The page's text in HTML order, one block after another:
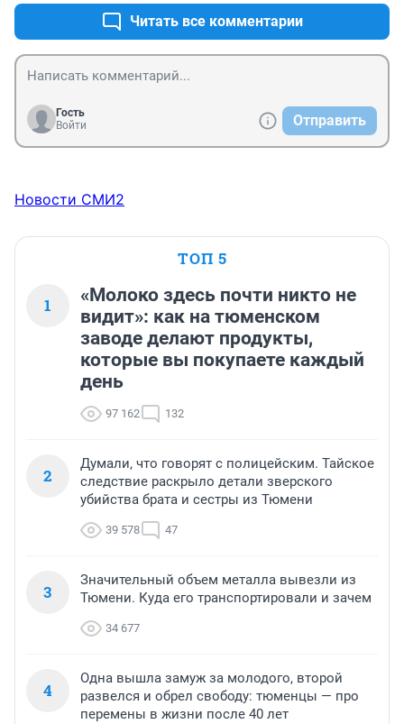
Читать все комментарии
Гость
Войти
Отправить
Новости СМИ2
ТОП 5
1
«Молоко здесь почти никто не
видит»: как на тюменском
заводе делают продукты,
которые вы покупаете каждый
день
97 162 132
2
Думали, что говорят с полицейским. Тайское
следствие раскрыло детали зверского
убийства брата и сестры из Тюмени
39 578 47
3
Значительный объем металла вывезли из
Тюмени. Куда его транспортировали и зачем
34 677
4
Одна вышла замуж за молодого, второй
развелся и обрел свободу: тюменцы — про
перемены в жизни после 40 лет